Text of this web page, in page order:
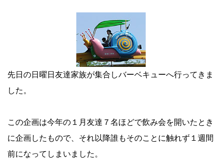
先日の日曜日友達家族が集合しバーベキューへ行ってきま
した。
この企画は今年の１月友達７名ほどで飲み会を開いたとき
に企画したもので、それ以降誰もそのことに触れず１週間
前になってしまいました。